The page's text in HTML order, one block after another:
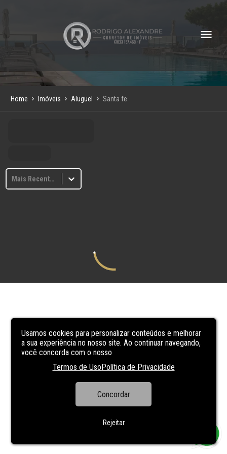
Usamos cookies para personalizar conteúdos e melhorar
a sua experiência no nosso site. Ao continuar navegando,
você concorda com o nosso
Termos de UsoPolítica de Privacidade
Concordar
Rejeitar
Home Imóveis Aluguel Santa fe
Mais Recentes